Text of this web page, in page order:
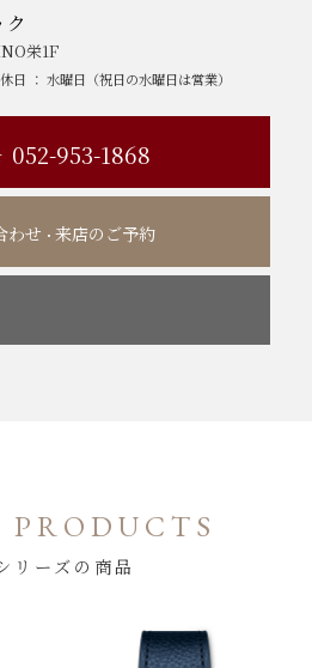
栄1F
日 ： 水曜日（祝日の水曜日は営業）
052-953-1868
わせ ・来店のご予約
リーズの商品